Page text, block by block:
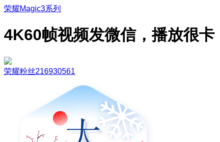
荣耀Magic3系列
4K60帧视频发微信，播放很卡
荣耀粉丝216930561